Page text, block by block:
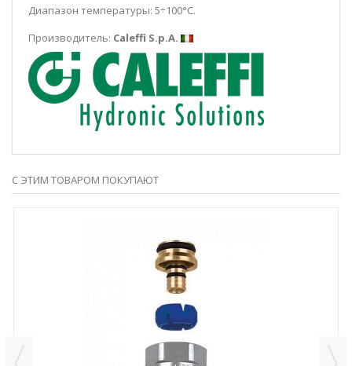
Диапазон температуры: 5÷100°С.
Производитель: Caleffi S.p.A.
С ЭТИМ ТОВАРОМ ПОКУПАЮТ